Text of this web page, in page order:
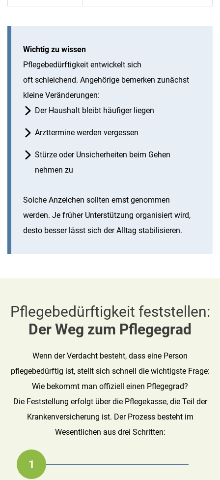
Wichtig zu wissen
Pflegebedürftigkeit entwickelt sich
oft schleichend. Angehörige bemerken zunächst
kleine Veränderungen:
Der Haushalt bleibt häufiger liegen
Arzttermine werden vergessen
Stürze oder Unsicherheiten beim Gehen
nehmen zu
Solche Anzeichen sollten ernst genommen
werden. Je früher Unterstützung organisiert wird,
desto besser lässt sich der Alltag stabilisieren.
Pflegebedürftigkeit feststellen:
Der Weg zum Pflegegrad
Wenn der Verdacht besteht, dass eine Person
pflegebedürftig ist, stellt sich schnell die wichtigste Frage:
Wie bekommt man offiziell einen Pflegegrad?
Die Feststellung erfolgt über die Pflegekasse, die Teil der
Krankenversicherung ist. Der Prozess besteht im
Wesentlichen aus drei Schritten:
1 2 3